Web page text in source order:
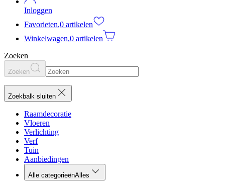
Inloggen
Favorieten,0 artikelen
Winkelwagen,0 artikelen
Zoeken
Zoeken
Zoekbalk sluiten
Raamdecoratie
Vloeren
Verlichting
Verf
Tuin
Aanbiedingen
Alle categorieënAlles